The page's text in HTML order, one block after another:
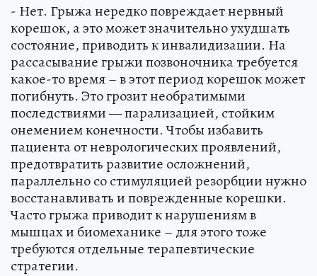
- Нет. Грыжа нередко повреждает нервный
корешок, а это может значительно ухудшать
состояние, приводить к инвалидизации. На
рассасывание грыжи позвоночника требуется
какое-то время – в этот период корешок может
погибнуть. Это грозит необратимыми
последствиями — парализацией, стойким
онемением конечности. Чтобы избавить
пациента от неврологических проявлений,
предотвратить развитие осложнений,
параллельно со стимуляцией резорбции нужно
восстанавливать и поврежденные корешки.
Часто грыжа приводит к нарушениям в
мышцах и биомеханике – для этого тоже
требуются отдельные терапевтические
стратегии.